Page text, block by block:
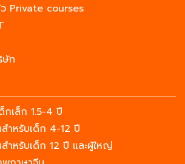
Private courses
ษัท
กเล็ก 1.5-4 ปี
ำหรับเด็ก 4-12 ปี
ำหรับเด็ก 12 ปี และผู้ใหญ่